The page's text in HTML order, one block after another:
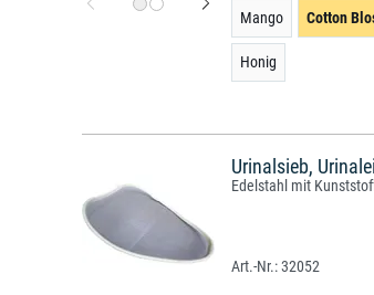
Mango
Cotton
Honig
Urinalsieb,
Edelstahl mit
32052